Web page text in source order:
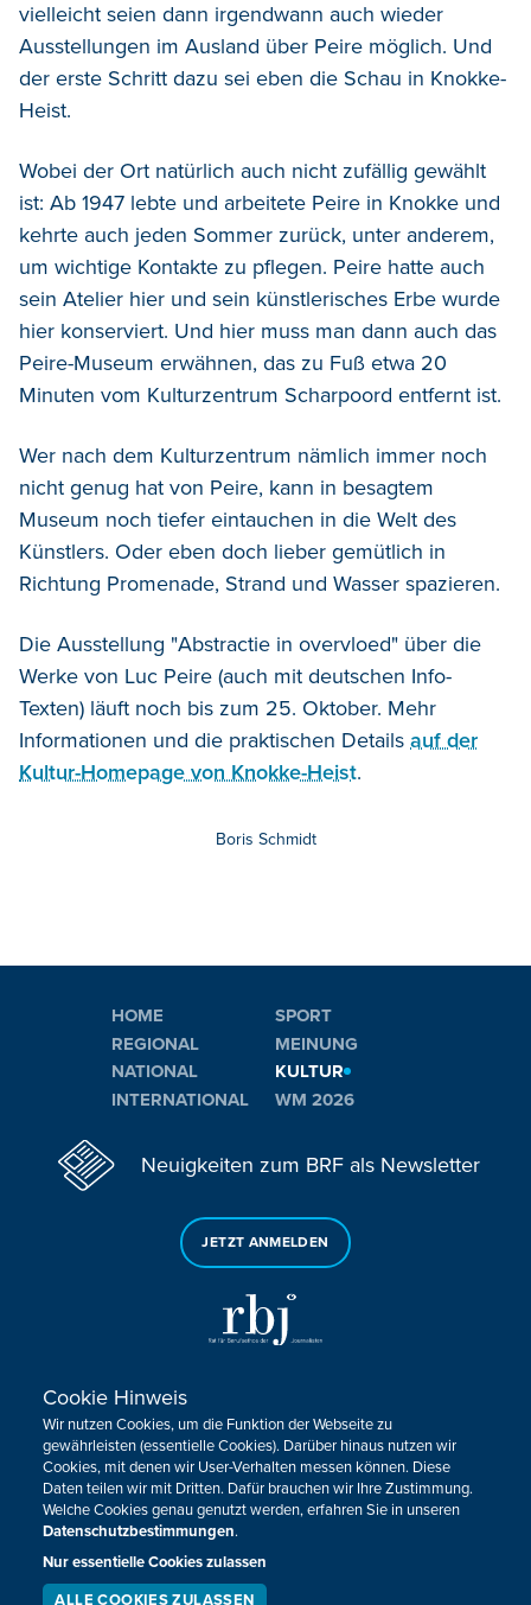
vielleicht seien dann irgendwann auch wieder
Ausstellungen im Ausland über Peire möglich. Und
der erste Schritt dazu sei eben die Schau in Knokke-
Heist.
Wobei der Ort natürlich auch nicht zufällig gewählt
ist: Ab 1947 lebte und arbeitete Peire in Knokke und
kehrte auch jeden Sommer zurück, unter anderem,
um wichtige Kontakte zu pflegen. Peire hatte auch
sein Atelier hier und sein künstlerisches Erbe wurde
hier konserviert. Und hier muss man dann auch das
Peire-Museum erwähnen, das zu Fuß etwa 20
Minuten vom Kulturzentrum Scharpoord entfernt ist.
Wer nach dem Kulturzentrum nämlich immer noch
nicht genug hat von Peire, kann in besagtem
Museum noch tiefer eintauchen in die Welt des
Künstlers. Oder eben doch lieber gemütlich in
Richtung Promenade, Strand und Wasser spazieren.
Die Ausstellung "Abstractie in overvloed" über die
Werke von Luc Peire (auch mit deutschen Info-
Texten) läuft noch bis zum 25. Oktober. Mehr
Informationen und die praktischen Details auf der
Kultur-Homepage von Knokke-Heist.
Boris Schmidt
HOME
REGIONAL
NATIONAL
INTERNATIONAL
SPORT
MEINUNG
KULTUR
WM 2026
Neuigkeiten zum BRF als Newsletter
JETZT ANMELDEN
Sie haben noch Fragen oder Anmerkungen?
KONTAKTIEREN SIE UNS!
Impressum Datenschutz Kontakt
Barrierefreiheit
Cookie-Zustimmung anpassen
Design, Konzept & Programmierung:
Cookie Hinweis
Wir nutzen Cookies, um die Funktion der Webseite zu
gewährleisten (essentielle Cookies). Darüber hinaus nutzen wir
Cookies, mit denen wir User-Verhalten messen können. Diese
Daten teilen wir mit Dritten. Dafür brauchen wir Ihre Zustimmung.
Welche Cookies genau genutzt werden, erfahren Sie in unseren
Datenschutzbestimmungen.
Nur essentielle Cookies zulassen
ALLE COOKIES ZULASSEN